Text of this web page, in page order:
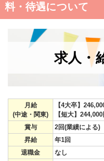
料・待遇について
求人・
月給
(中途・関東)
【4大卒】
【短大】244,000
賞与
2回(業績による)
昇給
年1回
退職金
なし